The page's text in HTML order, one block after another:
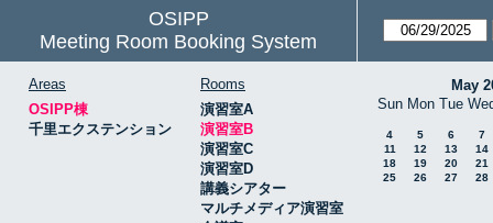
OSIPP
Meeting Room Booking System
Areas
OSIPP棟
千里エクステンション
Rooms
演習室A
演習室B
演習室C
演習室D
講義シアター
マルチメディア演習室
May
Sun Mon Tue
4 5 6
7
11
12 13
14
18
19 20
21
25
26 27 28